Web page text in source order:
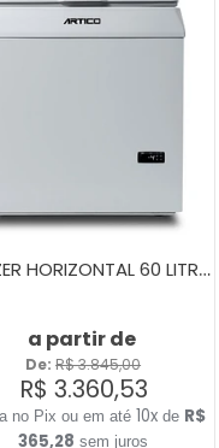
FREEZER HORIZONTAL 60 LITROS FH80B BRANCO
a partir de
De: R$ 3.845,00
R$ 3.360,53
10x de R$
365,28 sem juros